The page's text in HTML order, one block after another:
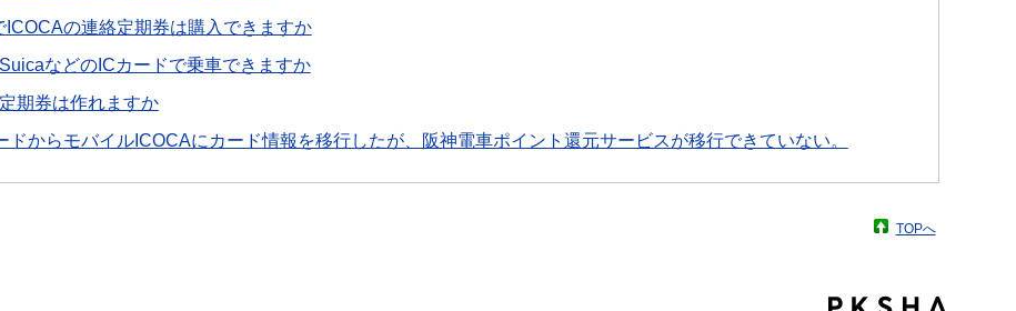
ICOCAの連絡定期券は購入できますか
などのICカードで乗車できますか
期券は作れますか
ドからモバイルICOCAにカード情報を移行したが、阪神電車ポイント還元サービスが移行できていない。
TOPへ